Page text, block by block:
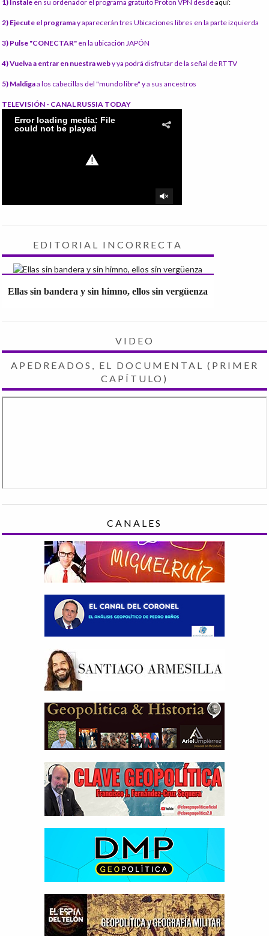
1) Instale en su ordenador el programa gratuito Proton VPN desdeaquí:
2) Ejecute el programay aparecerán tres Ubicaciones libres en la parte izquierda
3) Pulse "CONECTAR" en la ubicación JAPÓN
4) Vuelva a entrar en nuestra weby ya podrá disfrutar de la señal de RT TV
5) Maldigaa los cabecillas del "mundo libre" y a sus ancestros
TELEVISIÓN - CANAL RUSSIA TODAY
EDITORIAL INCORRECTA
Ellas sin bandera y sin himno, ellos sin vergüenza
VIDEO
APEDREADOS, EL DOCUMENTAL (PRIMER
CAPÍTULO)
CANALES